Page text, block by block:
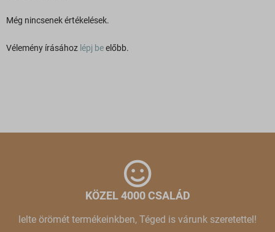
Még nincsenek értékelések.
Vélemény írásához lépj beelőbb.
KÖZEL 4000 CSALÁD
lelte örömét termékeinkben, Téged is várunk szeretettel!